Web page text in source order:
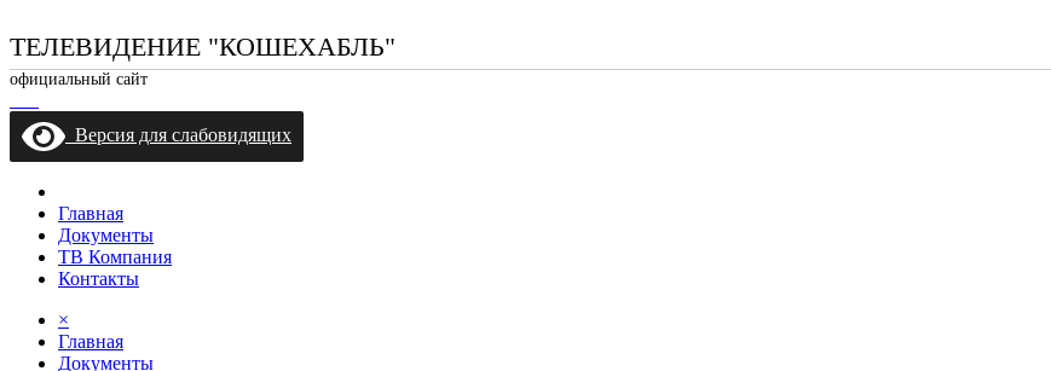
ТЕЛЕВИДЕНИЕ "КОШЕХАБЛЬ"
официальный сайт
Версия для слабовидящих
Главная
Документы
ТВ Компания
Контакты
×
Главная
Документы